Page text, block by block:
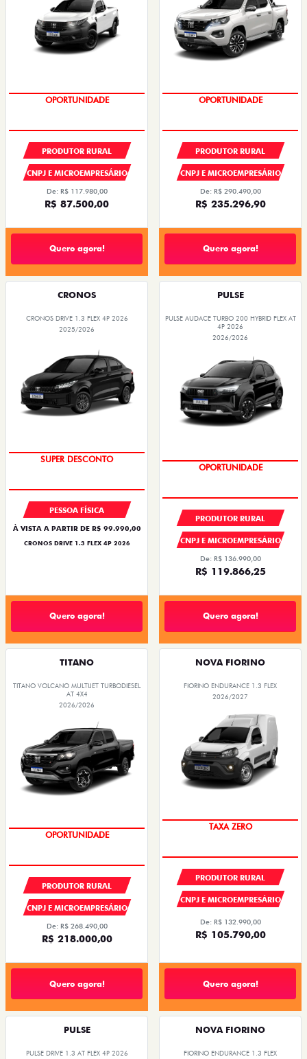
OPORTUNIDADE
PRODUTOR RURAL
CNPJ E MICROEMPRESÁRIO
De: R$ 117.980,00
R$ 87.500,00
Quero agora!
CONDIÇÃO IMPERDÍVEL
PRODUTOR RURAL
CNPJ E MICROEMPRESÁRIO
De: R$ 290.490,00
R$ 235.296,90
Quero agora!
CRONOS
CRONOS DRIVE 1.3 FLEX 4P 2026
2025/2026
BÔNUS DE ATÉ R$ 14 MIL
PESSOA FÍSICA
À VISTA A PARTIR DE R$ 99.990,00
CRONOS DRIVE 1.3 FLEX 4P 2026
Quero agora!
PULSE
PULSE AUDACE TURBO 200 HYBRID FLEX AT
4P 2026
2026/2026
OPORTUNIDADE
PRODUTOR RURAL
CNPJ E MICROEMPRESÁRIO
De: R$ 136.990,00
R$ 119.866,25
Quero agora!
TITANO
TITANO VOLCANO MULTIJET TURBODIESEL
AT 4X4
2026/2026
OPORTUNIDADE
PRODUTOR RURAL
CNPJ E MICROEMPRESÁRIO
De: R$ 268.490,00
R$ 218.000,00
Quero agora!
NOVA FIORINO
FIORINO ENDURANCE 1.3 FLEX
2026/2027
TAXA ZERO
PRODUTOR RURAL
CNPJ E MICROEMPRESÁRIO
De: R$ 132.990,00
R$ 105.790,00
Quero agora!
PULSE
PULSE DRIVE 1.3 AT FLEX 4P 2026
NOVA FIORINO
FIORINO ENDURANCE 1.3 FLEX